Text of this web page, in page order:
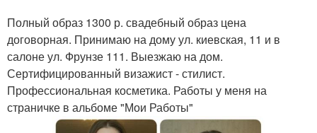
Полный образ 1300 р. свадебный образ цена
договорная. Принимаю на дому ул. киевская, 11 и в
салоне ул. Фрунзе 111. Выезжаю на дом.
Сертифицированный визажист - стилист.
Профессиональная косметика. Работы у меня на
страничке в альбоме "Мои Работы"